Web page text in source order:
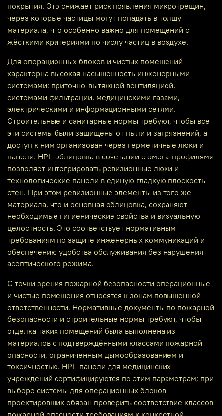
покрытия. Это снижает риск появления микротрещин,
через которые частицы могут попадать в толщу
материала, что особенно важно для помещений с
жёсткими критериями по числу частиц в воздухе.
Для операционных блоков и чистых помещений
характерна высокая насыщенность инженерными
системами: приточно‑вытяжной вентиляцией,
системами фильтрации, медицинскими газами,
электрическими и информационными сетями.
Строительные и санитарные нормы требуют, чтобы все
эти системы были защищены от пыли и загрязнений, а
доступ к ним организован через герметичные люки и
панели. HPL‑облицовка в сочетании с омега‑профилями
позволяет интегрировать ревизионные люки и
технологические панели в единую гладкую плоскость
стен. При этом ревизионные элементы из того же
материала, что и основная облицовка, сохраняют
необходимые гигиенические свойства и визуальную
целостность. Это соответствует нормативным
требованиям по защите инженерных коммуникаций и
обеспечению удобства обслуживания без нарушения
асептического режима.
С точки зрения пожарной безопасности операционные
и чистые помещения относятся к зонам повышенной
ответственности. Нормативные документы по пожарной
безопасности и строительные нормы требуют, чтобы
отделка таких помещений была выполнена из
материалов с подтверждёнными классами пожарной
опасности, ограниченным дымообразованием и
токсичностью. HPL‑панели для медицинских
учреждений сертифицируются по этим параметрам; при
выборе системы для операционных блоков
проектировщик обязан проверить соответствие классов
пожарной опасности требованиям к конкретной